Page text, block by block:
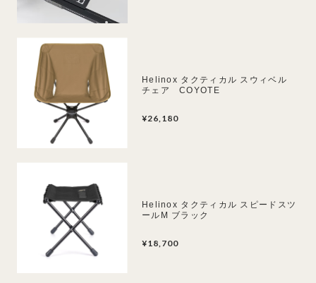
Helinox タクティカル スウィベル
チェア COYOTE
¥26,180
Helinox タクティカル スピードスツ
ールM ブラック
¥18,700